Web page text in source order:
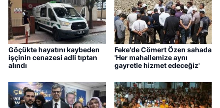
Göçükte hayatını kaybeden
işçinin cenazesi adli tıptan
alındı
Feke'de Cömert Özen sahada
'Her mahallemize aynı
gayretle hizmet edeceğiz'